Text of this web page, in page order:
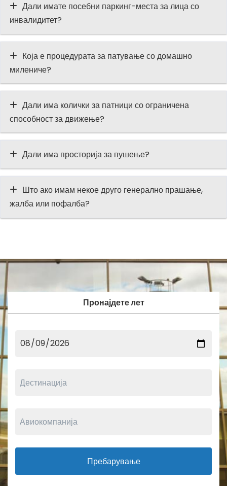
Дали имате посебни паркинг-места за лица со
инвалидитет?
Која е процедурата за патување со домашно
милениче?
Дали има колички за патници со ограничена
способност за движење?
Дали има просторија за пушење?
Што ако имам некое друго генерално прашање,
жалба или пофалба?
Пронајдете лет
Пребарување